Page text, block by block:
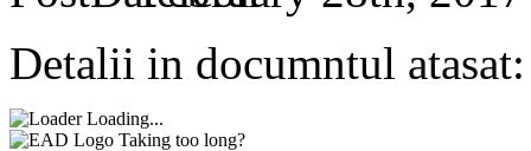
Detalii in documntul atasat:
Loading...
Taking too long?